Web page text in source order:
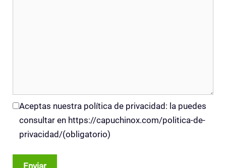
Aceptas nuestra política de privacidad: la puedes
consultar en https://capuchinox.com/politica-de-
privacidad/(obligatorio)
Enviar